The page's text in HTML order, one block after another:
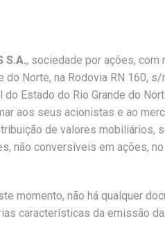
S.A., sociedade por ações, com
do Norte, na Rodovia RN 160,
Estado do Rio Grande do
aos seus acionistas e ao
de valores mobiliários,
não conversíveis em ações,
momento, não há qualquer
características da emissão